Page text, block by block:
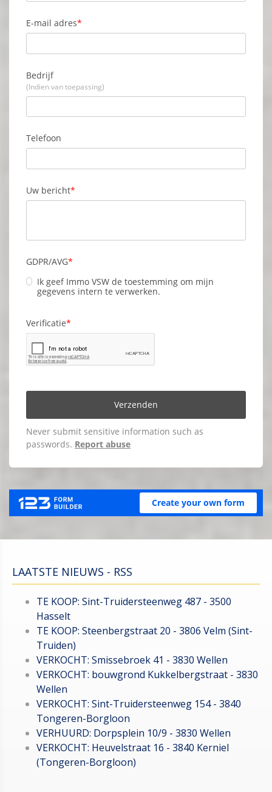
LAATSTE NIEUWS - RSS
TE KOOP: Sint-Truidersteenweg 487 - 3500
Hasselt
TE KOOP: Steenbergstraat 20 - 3806 Velm (Sint-
Truiden)
VERKOCHT: Smissebroek 41 - 3830 Wellen
VERKOCHT: bouwgrond Kukkelbergstraat - 3830
Wellen
VERKOCHT: Sint-Truidersteenweg 154 - 3840
Tongeren-Borgloon
VERHUURD: Dorpsplein 10/9 - 3830 Wellen
VERKOCHT: Heuvelstraat 16 - 3840 Kerniel
(Tongeren-Borgloon)